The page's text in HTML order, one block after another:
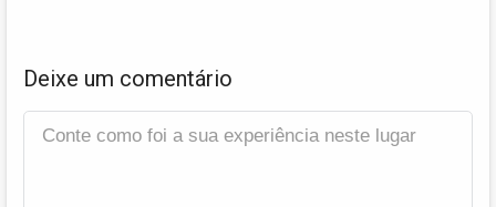
Deixe um comentário